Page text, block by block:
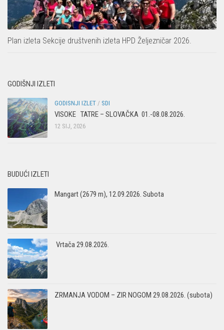
Plan izleta Sekcije društvenih izleta HPD Željezničar 2026.
GODIŠNJI IZLETI
GODISNJI IZLET / SDI
VISOKE TATRE – SLOVAČKA 01.-08.08.2026.
12 SIJ, 2026
BUDUĆI IZLETI
Mangart (2679 m), 12.09.2026. Subota
Vrtača 29.08.2026.
ZRMANJA VODOM – ZIR NOGOM 29.08.2026. (subota)